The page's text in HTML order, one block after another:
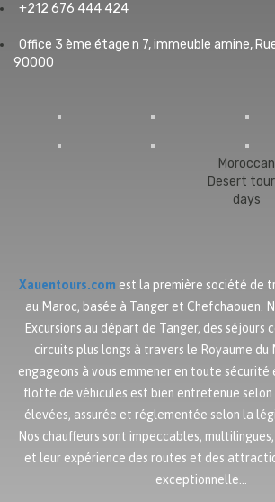
+212 676 444 424
Office 3 ème étage n 7, immeuble amine,
90000
Moroccan
Desert
days
Xauentours.com est la première société de
au Maroc, basée à Tanger et Chefchaouen.
Excursions au départ de Tanger, des séjours
circuits plus longs à travers le Royaume du
engageons à vous emmener en toute
flotte de véhicules est bien entretenue selon
élevées, assurée et réglementée selon la
Nos chauffeurs sont impeccables,
et leur expérience des routes et des
exceptionnelle…